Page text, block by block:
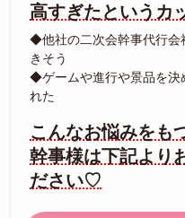
高すぎたというカ
◆他社の二次会幹事代行会
きそう
◆ゲームや進行や景品を決
れた
こんなお悩みをも
幹事様は下記より
ださい♡